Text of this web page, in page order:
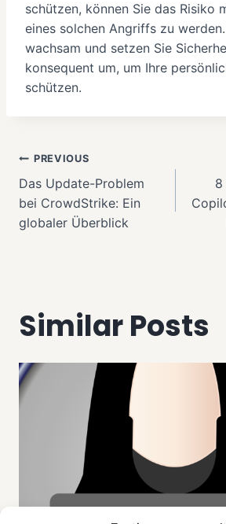
schützen, können Sie das Risiko
eines solchen Angriffs zu
wachsam und setzen Sie
konsequent um, um Ihre
schützen.
PREVIOUS
Das Update-Problem
bei CrowdStrike: Ein
globaler Überblick
8
Similar Posts